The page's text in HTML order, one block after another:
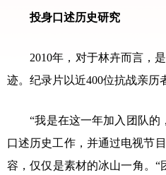
投身口述历史研究
2010年，对于林卉而言，是
迹。纪录片以近400位抗战亲
“我是在这一年加入团队的，
口述历史工作，并通过电视节
容，仅仅是素材的冰山一角。